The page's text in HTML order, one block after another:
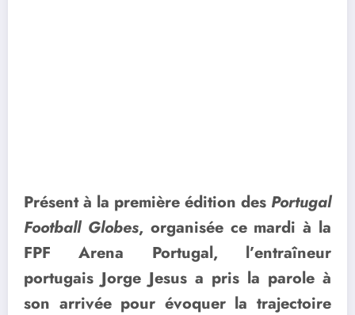
Présent à la première édition des Portugal
Football Globes, organisée ce mardi à la
FPF Arena Portugal, l’entraîneur
portugais Jorge Jesus a pris la parole à
son arrivée pour évoquer la trajectoire